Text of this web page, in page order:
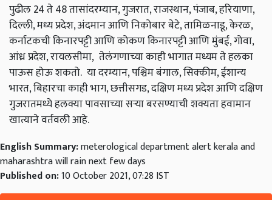
पुढील 24 ते 48 तासांदरम्यान, गुजरात, राजस्थान, पंजाब, हरियाणा,
दिल्ली, मध्य प्रदेश, अंदमान आणि निकोबार बेटे, तामिळनाडू, केरळ,
कर्नाटकची किनारपट्टी आणि कोकण किनारपट्टी आणि मुंबई, गोवा,
आंध्र प्रदेश, रायलसीमा, तेलंगणाच्या काही भागात मध्यम ते हलका
पाऊस होऊ शकतो. या दरम्यान, पश्चिम बंगाल, सिक्कीम, ईशान्य
भारत, बिहारचा काही भाग, छत्तीसगड, दक्षिण मध्य प्रदेश आणि दक्षिण
गुजरातमध्ये हलक्या पावसाच्या सऱ्या बरसण्याची शक्यता हवामान
खात्याने वर्तवली आहे.
English Summary:meterological department alert kerala and
maharashtra will rain next few days
Published on:10 October 2021, 07:28 IST